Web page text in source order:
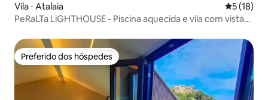
Vila ⋅ Atalaia 5 de uma
5 (18)
PeRaLTa LiGHTHOUSE - Piscina aquecida e vila com vista
Preferido dos hóspedes
Preferido dos hóspedes